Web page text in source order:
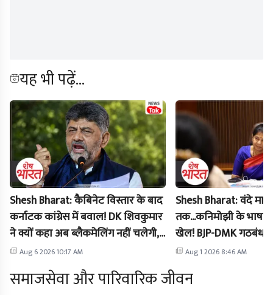
यह भी पढ़ें...
Shesh Bharat: कैबिनेट विस्तार के बाद
कर्नाटक कांग्रेस में बवाल! DK शिवकुमार
ने क्यों कहा अब ब्लैकमेलिंग नहीं चलेगी,
जानिए पूरी कहानी
Aug 6 2026 10:17 AM
Shesh Bharat: वंदे
तक...कनिमोझी के भाषण
खेल! BJP-DMK
पर लगा विराम
Aug 1 2026 8:46 AM
समाजसेवा और पारिवारिक जीवन